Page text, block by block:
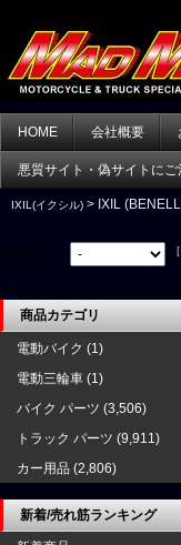
HOME 会社概要
悪質サイト・偽サイトに
IXIL(イクシル) > IXIL
[
商品カテゴリ
電動バイク (1)
電動三輪車 (1)
バイク パーツ (3,506)
トラック パーツ (9,911)
カー用品 (2,806)
新着/売れ筋ランキング